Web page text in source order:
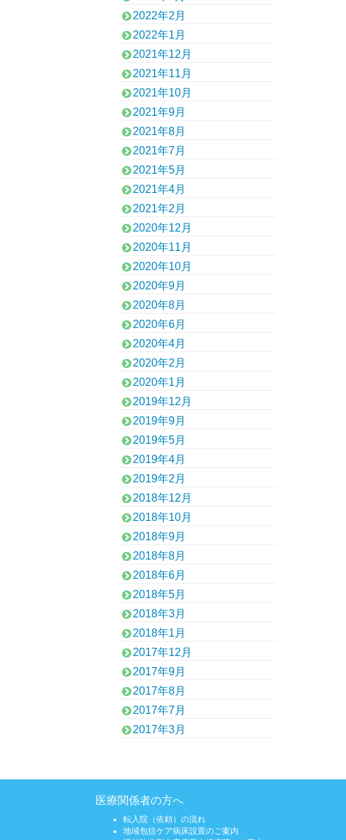
2022年2月
2022年1月
2021年12月
2021年11月
2021年10月
2021年9月
2021年8月
2021年7月
2021年5月
2021年4月
2021年2月
2020年12月
2020年11月
2020年10月
2020年9月
2020年8月
2020年6月
2020年4月
2020年2月
2020年1月
2019年12月
2019年9月
2019年5月
2019年4月
2019年2月
2018年12月
2018年10月
2018年9月
2018年8月
2018年6月
2018年5月
2018年3月
2018年1月
2017年12月
2017年9月
2017年8月
2017年7月
2017年3月
医療関係者の方へ
転入院（依頼）の流れ
地域包括ケア病床設置のご案内